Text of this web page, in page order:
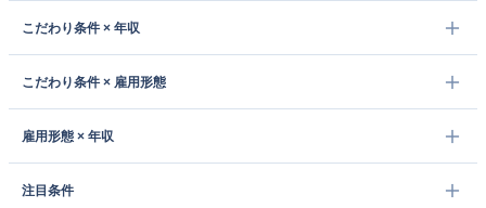
こだわり条件 × 年収
こだわり条件 × 雇用形態
雇用形態 × 年収
注目条件